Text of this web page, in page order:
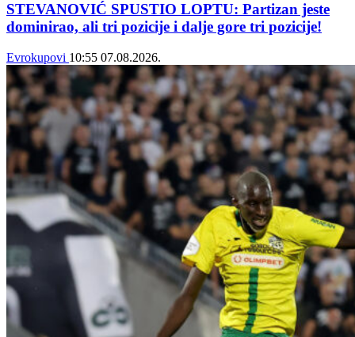
STEVANOVIĆ SPUSTIO LOPTU: Partizan jeste
dominirao, ali tri pozicije i dalje gore tri pozicije!
Evrokupovi 10:55 07.08.2026.